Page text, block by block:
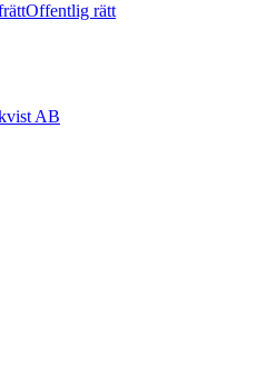
Offentlig rätt
AB